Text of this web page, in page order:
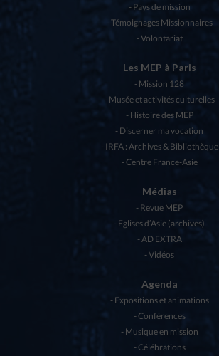
Pays de mission
Témoignages Missionnaires
Volontariat
Les MEP à Paris
Mission 128
Musée et activités culturelles
Histoire des MEP
Discerner ma vocation
IRFA : Archives & Bibliothèque
Centre France-Asie
Médias
Revue MEP
Eglises d’Asie (archives)
AD EXTRA
Vidéos
Agenda
Expositions et animations
Conférences
Musique en mission
Célébrations